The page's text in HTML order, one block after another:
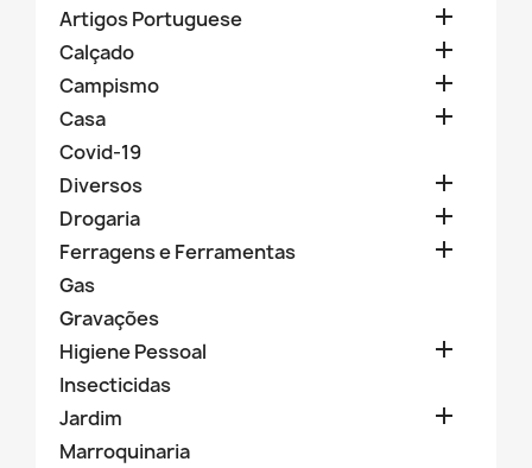
Artigos Portuguese

Calçado 
Campismo 
Casa 
Covid-19
Diversos

Drogaria 
Ferragens e Ferramentas 
Gas
Gravações
Higiene Pessoal

Insecticidas
Jardim

Marroquinaria